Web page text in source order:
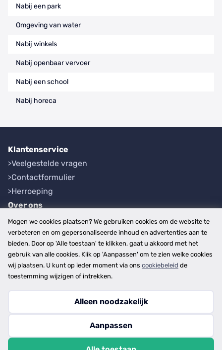
Nabij een park
Omgeving van water
Nabij winkels
Nabij openbaar vervoer
Nabij een school
Nabij horeca
Klantenservice
Veelgestelde vragen
Contactformulier
Herroeping
Over ons
Bedrijfsgegevens
Werkwijze
Overzichten
Plaatsen
Provincies
Copyright © 2026
privacy- en cookiebeleid
Mogen we cookies plaatsen? We gebruiken cookies om de website te
verbeteren en om gepersonaliseerde inhoud en advertenties aan te
bieden. Door op 'Alle toestaan' te klikken, gaat u akkoord met het
gebruik van alle cookies. Klik op 'Aanpassen' om te zien welke cookies
wij plaatsen. U kunt op ieder moment via ons cookiebeleid de
toestemming wijzigen of intrekken.
Alleen noodzakelijk
Aanpassen